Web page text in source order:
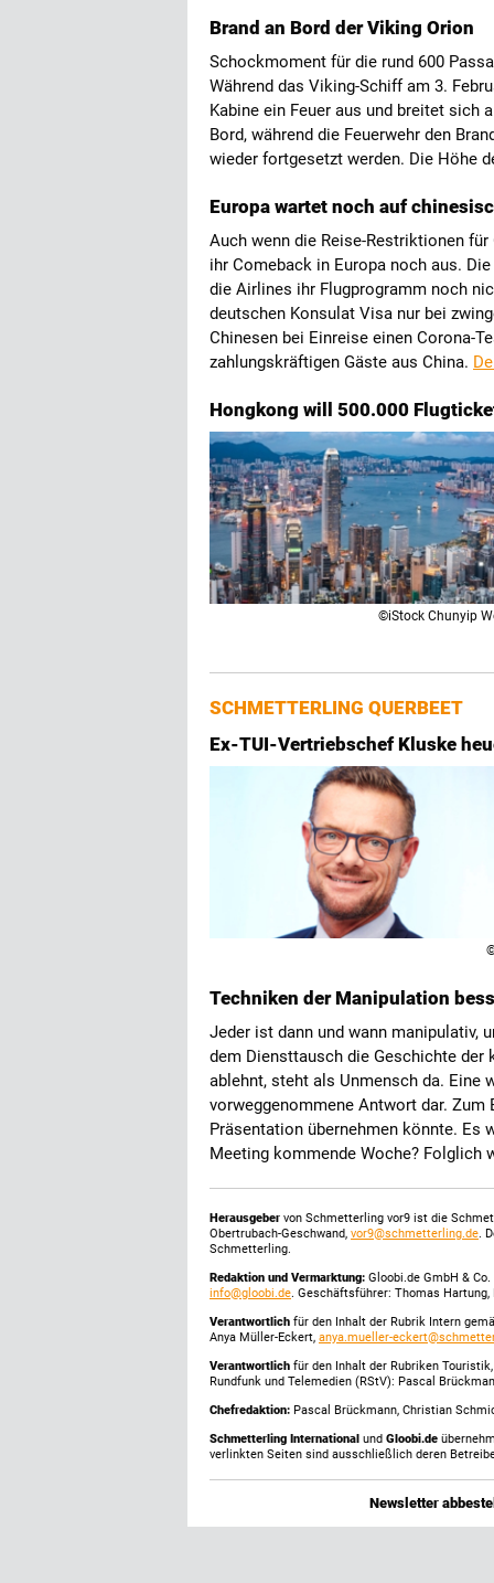
Brand an Bord der Viking Orion
Schockmoment für die rund 600
Während das Viking-Schiff am 3.
Kabine ein Feuer aus und breitet sich
Bord, während die Feuerwehr den
wieder fortgesetzt werden. Die Höhe
Europa wartet noch auf
Auch wenn die Reise-Restriktionen
ihr Comeback in Europa noch aus.
die Airlines ihr Flugprogramm noch
deutschen Konsulat Visa nur bei
Chinesen bei Einreise einen Corona-
zahlungskräftigen Gäste aus China.
Hongkong will 500.000
©iStock Chunyip
SCHMETTERLING QUERBEET
Ex-TUI-Vertriebschef Kluske
Techniken der Manipulation
Jeder ist dann und wann manipulativ,
dem Diensttausch die Geschichte der
ablehnt, steht als Unmensch da. Eine
vorweggenommene Antwort dar.
Präsentation übernehmen könnte. Es
Meeting kommende Woche? Folglich
Herausgeber von Schmetterling vor9 ist die
Obertrubach-Geschwand, vor9@schmetterling.de.
Schmetterling.
Redaktion und Vermarktung: Gloobi.de GmbH &
info@gloobi.de. Geschäftsführer: Thomas
Verantwortlich für den Inhalt der Rubrik Intern
Anya Müller-Eckert, anya.mueller-
Verantwortlich für den Inhalt der Rubriken
Rundfunk und Telemedien (RStV): Pascal
Chefredaktion: Pascal Brückmann, Christian
Schmetterling International und Gloobi.de
verlinkten Seiten sind ausschließlich deren
Newsletter